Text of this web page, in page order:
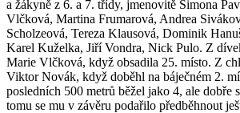
a žákyně z 6. a 7. třídy, jmenovitě Simona
Vlčková, Martina Frumarová, Andrea
Scholzeová, Tereza Klausová, Dominik
Karel Kuželka, Jiří Vondra, Nick Pulo. Z
Marie Vlčková, když obsadila 25. místo. Z
Viktor Novák, když doběhl na báječném 2.
posledních 500 metrů běžel jako 4, ale dobře
tomu se mu v závěru podařilo předběhnout